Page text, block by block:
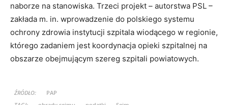
naborze na stanowiska. Trzeci projekt – autorstwa PSL –
zakłada m. in. wprowadzenie do polskiego systemu
ochrony zdrowia instytucji szpitala wiodącego w regionie,
którego zadaniem jest koordynacja opieki szpitalnej na
obszarze obejmującym szereg szpitali powiatowych.
ŹRÓDŁO:
PAP